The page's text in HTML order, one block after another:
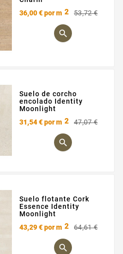
36,00 €por m 2 53,72 €

Suelo de corcho
encolado Identity
Moonlight
31,54 €por m 2 47,07 €

Suelo flotante Cork
Essence Identity
Moonlight
43,29 €por m 2 64,61 €
